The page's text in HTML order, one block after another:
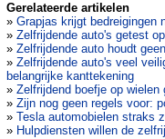
Gerelateerde artikelen
» Grapjas krijgt bedreigingen
» Zelfrijdende auto's getest
» Zelfrijdende auto houdt
» Zelfrijdende auto's veel
belangrijke kanttekening
» Zelfrijdend boefje op
» Zijn nog geen regels voor:
» Tesla automobielen straks
» Hulpdiensten willen de